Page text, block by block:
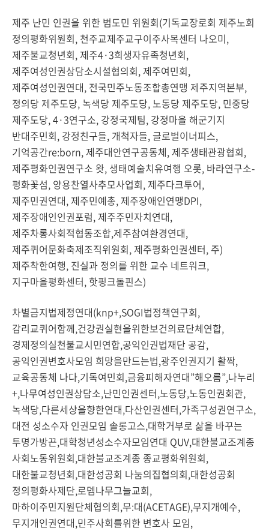
제주 난민 인권을 위한 범도민 위원회(기독교장로회 제주노회
정의평화위원회, 천주교제주교구이주사목센터 나오미,
제주불교청년회, 제주4·3희생자유족청년회,
제주여성인권상담소시설협의회, 제주여민회,
제주여성인권연대, 전국민주노동조합총연맹 제주지역본부,
정의당 제주도당, 녹색당 제주도당, 노동당 제주도당, 민중당
제주도당, 4·3연구소, 강정국제팀, 강정마을 해군기지
반대주민회, 강정친구들, 개척자들, 글로벌이너피스,
기억공간re:born, 제주대안연구공동체, 제주생태관광협회,
제주평화인권연구소 왓, 생태예술치유여행 오롯, 바라연구소-
평화꽃섬, 양용찬열사추모사업회, 제주다크투어,
제주민권연대, 제주민예총, 제주장애인연맹DPI,
제주장애인인권포럼, 제주주민자치연대,
제주차롱사회적협동조합,제주참여환경연대,
제주퀴어문화축제조직위원회, 제주평화인권센터, 주)
제주착한여행, 진실과 정의를 위한 교수 네트워크,
지구마을평화센터, 핫핑크돌핀스)
차별금지법제정연대(knp+,SOGI법정책연구회,
감리교퀴어함께,건강권실현을위한보건의료단체연합,
경제정의실천불교시민연합,공익인권법재단 공감,
공익인권변호사모임 희망을만드는법,광주인권지기 활짝,
교육공동체 나다,기독여민회,금융피해자연대”해오름”,나누리
+,나무여성인권상담소,난민인권센터,노동당,노동인권회관,
녹색당,다른세상을향한연대,다산인권센터,가족구성권연구소,
대전 성소수자 인권모임 솔롱고스,대학거부로 삶을 바꾸는
투명가방끈,대학청년성소수자모임연대 QUV,대한불교조계종
사회노동위원회,대한불교조계종 종교평화위원회,
대한불교청년회,대한성공회 나눔의집협의회,대한성공회
정의평화사제단,로뎀나무그늘교회,
마하이주민지원단체협의회,무:대(ACETAGE),무지개예수,
무지개인권연대,민주사회를위한 변호사 모임,